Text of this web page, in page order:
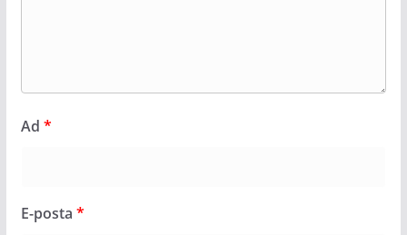
Ad *
E-posta *